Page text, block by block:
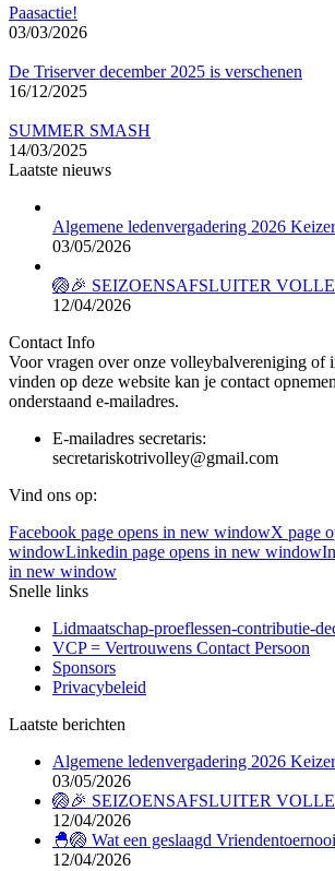
Paasactie!
03/03/2026
De Triserver december 2025 is verschenen
16/12/2025
SUMMER SMASH
14/03/2025
Laatste nieuws
Algemene ledenvergadering 2026
03/05/2026
🏐🎉 SEIZOENSAFSLUITER
12/04/2026
Contact Info
Voor vragen over onze volleybalvereniging of
vinden op deze website kan je contact
onderstaand e-mailadres.
E-mailadres secretaris:
secretariskotrivolley@gmail.com
Vind ons op:
Facebook page opens in new windowX page
windowLinkedin page opens in new window
in new window
Snelle links
Lidmaatschap-proeflessen-contributie-
VCP = Vertrouwens Contact Persoon
Sponsors
Privacybeleid
Laatste berichten
Algemene ledenvergadering 2026
03/05/2026
🏐🎉 SEIZOENSAFSLUITER
12/04/2026
🐣🏐 Wat een geslaagd
12/04/2026